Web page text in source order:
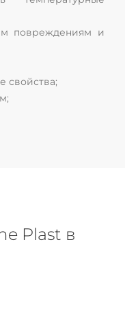
повреждениям и
свойства;
Plast в